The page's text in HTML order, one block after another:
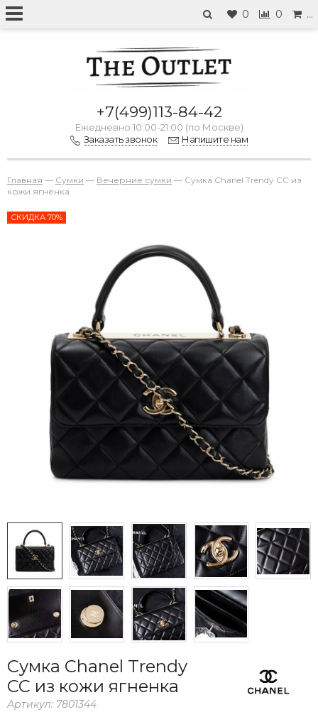
0 0 …
+7(499)113-84-42
Ежедневно 10:00-21:00 (по Москве)
Заказать звонок
Напишите нам
Главная — Сумки — Вечерние сумки — Сумка Chanel Trendy CC из
кожи ягненка
СКИДКА 70%
Сумка Chanel Trendy
CC из кожи ягненка
Артикул: 7801344